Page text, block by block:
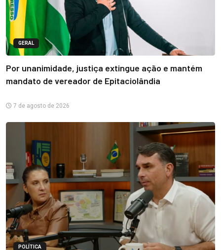
GERAL
Por unanimidade, justiça extingue ação e mantém
mandato de vereador de Epitaciolândia
7 de agosto de 2026
POLÍTICA